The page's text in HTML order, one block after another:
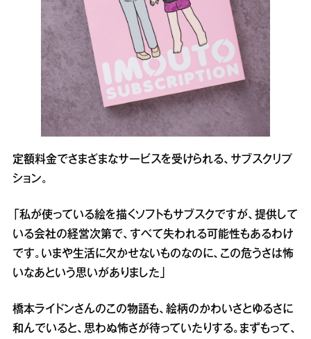
定額料金でさまざまなサービスを受けられる、サブスクリプ
ション。
「私が使っている絵を描くソフトもサブスクですが、提供して
いる会社の経営次第で、すべて失われる可能性もあるわけ
です。いまや生活に欠かせないものなのに、この危うさは怖
いなあという思いがありました」
橋本ライドンさんのこの物語も、絵柄のかわいさとゆるさに
和んでいると、思わぬ怖さが待っていたりする。まずもって、